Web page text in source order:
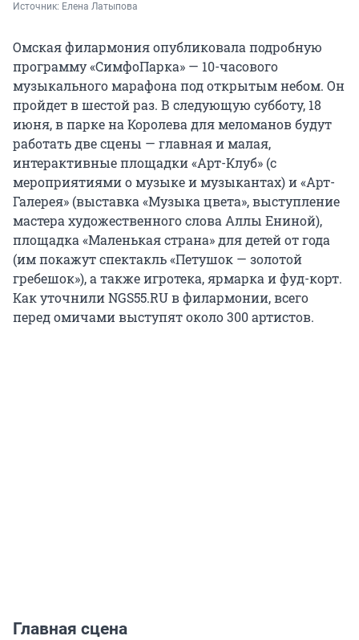
Источник: Елена Латыпова
Омская филармония опубликовала подробную
программу «СимфоПарка» — 10-часового
музыкального марафона под открытым небом. Он
пройдет в шестой раз. В следующую субботу, 18
июня, в парке на Королева для меломанов будут
работать две сцены — главная и малая,
интерактивные площадки «Арт-Клуб» (с
мероприятиями о музыке и музыкантах) и «Арт-
Галерея» (выставка «Музыка цвета», выступление
мастера художественного слова Аллы Ениной),
площадка «Маленькая страна» для детей от года
(им покажут спектакль «Петушок — золотой
гребешок»), а также игротека, ярмарка и фуд-корт.
Как уточнили NGS55.RU в филармонии, всего
перед омичами выступят около 300 артистов.
Главная сцена